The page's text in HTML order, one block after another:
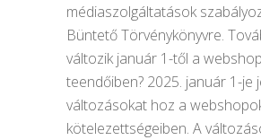
médiaszolgáltatások
Büntető Törvénykönyvre.
változik január 1-től a
teendőiben? 2025. január 1-je
változásokat hoz a
kötelezettségeiben. A